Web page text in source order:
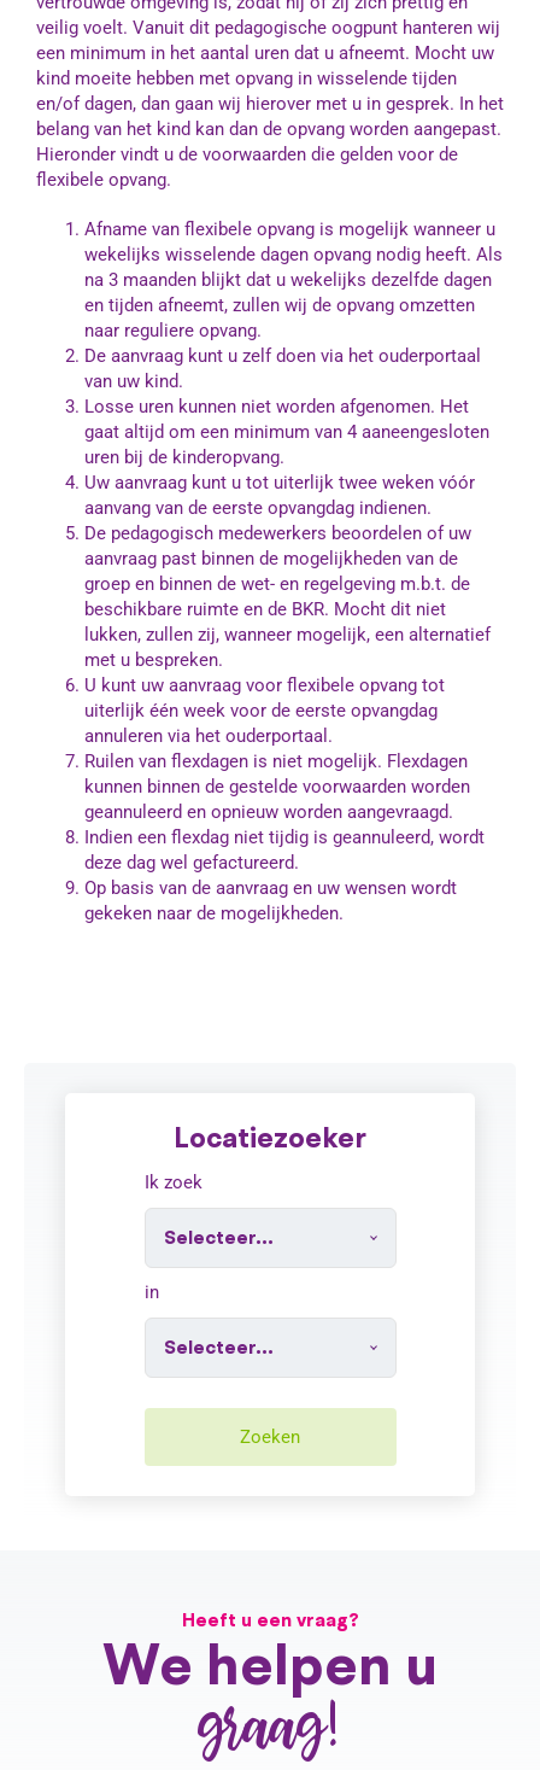
veilig voelt. Vanuit dit pedagogische oogpunt hanteren wij
een minimum in het aantal uren dat u afneemt. Mocht uw
kind moeite hebben met opvang in wisselende tijden
en/of dagen, dan gaan wij hierover met u in gesprek. In het
belang van het kind kan dan de opvang worden aangepast.
Hieronder vindt u de voorwaarden die gelden voor de
flexibele opvang.
Afname van flexibele opvang is mogelijk wanneer u
wekelijks wisselende dagen opvang nodig heeft. Als
na 3 maanden blijkt dat u wekelijks dezelfde dagen
en tijden afneemt, zullen wij de opvang omzetten
naar reguliere opvang.
De aanvraag kunt u zelf doen via het ouderportaal
van uw kind.
Losse uren kunnen niet worden afgenomen. Het
gaat altijd om een minimum van 4 aaneengesloten
uren bij de kinderopvang.
Uw aanvraag kunt u tot uiterlijk twee weken vóór
aanvang van de eerste opvangdag indienen.
De pedagogisch medewerkers beoordelen of uw
aanvraag past binnen de mogelijkheden van de
groep en binnen de wet- en regelgeving m.b.t. de
beschikbare ruimte en de BKR. Mocht dit niet
lukken, zullen zij, wanneer mogelijk, een alternatief
met u bespreken.
U kunt uw aanvraag voor flexibele opvang tot
uiterlijk één week voor de eerste opvangdag
annuleren via het ouderportaal.
Ruilen van flexdagen is niet mogelijk. Flexdagen
kunnen binnen de gestelde voorwaarden worden
geannuleerd en opnieuw worden aangevraagd.
Indien een flexdag niet tijdig is geannuleerd, wordt
deze dag wel gefactureerd.
Op basis van de aanvraag en uw wensen wordt
gekeken naar de mogelijkheden.
Locatiezoeker
Ik zoek
in
Zoeken
Heeft u een vraag?
We helpen u
graag!